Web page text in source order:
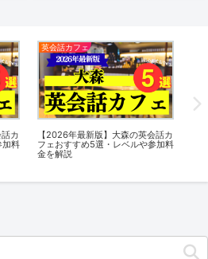
カ
加料
英会話カフェ
【2026年最新版】大森の英会話カ
フェおすすめ5選・レベルや参加料
金を解説